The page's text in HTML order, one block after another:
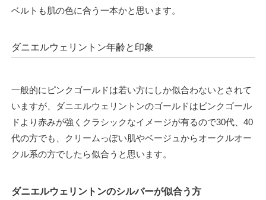
ベルトも肌の色に合う一本かと思います。
ダニエルウェリントン年齢と印象
一般的にピンクゴールドは若い方にしか似合わないとされて
いますが、ダニエルウェリントンのゴールドはピンクゴール
ドより赤みが強くクラシックなイメージが有るので30代、40
代の方でも、クリームっぽい肌やベージュからオークルオー
クル系の方でしたら似合うと思います。
ダニエルウェリントンのシルバーが似合う方